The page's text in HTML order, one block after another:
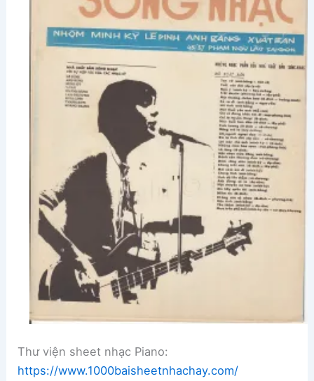
Thư viện sheet nhạc Piano:
https://www.1000baisheetnhachay.com/